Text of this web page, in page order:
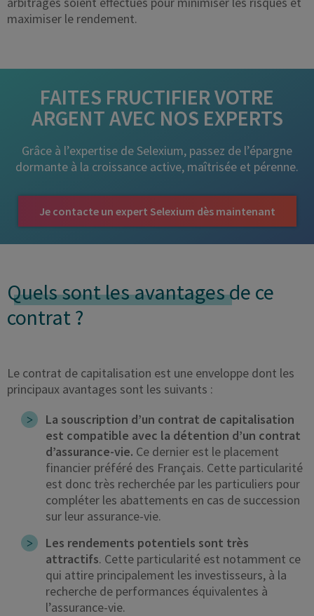
maximiser le rendement.
FAITES FRUCTIFIER VOTRE
ARGENT AVEC NOS EXPERTS
Grâce à l’expertise de Selexium, passez de l’épargne
dormante à la croissance active, maîtrisée et pérenne.
Je contacte un expert Selexium dès maintenant
Quels sont les avantagesde ce
contrat ?
Le contrat de capitalisation est une enveloppe dont les
principaux avantages sont les suivants :
La souscription d’un contrat de capitalisation
est compatible avec la détention d’un contrat
d’assurance-vie. Ce dernier est le placement
financier préféré des Français. Cette particularité
est donc très recherchée par les particuliers pour
compléter les abattements en cas de succession
sur leur assurance-vie.
Les rendements potentiels sont très
attractifs. Cette particularité est notamment ce
qui attire principalement les investisseurs, à la
recherche de performances équivalentes à
l’assurance-vie.